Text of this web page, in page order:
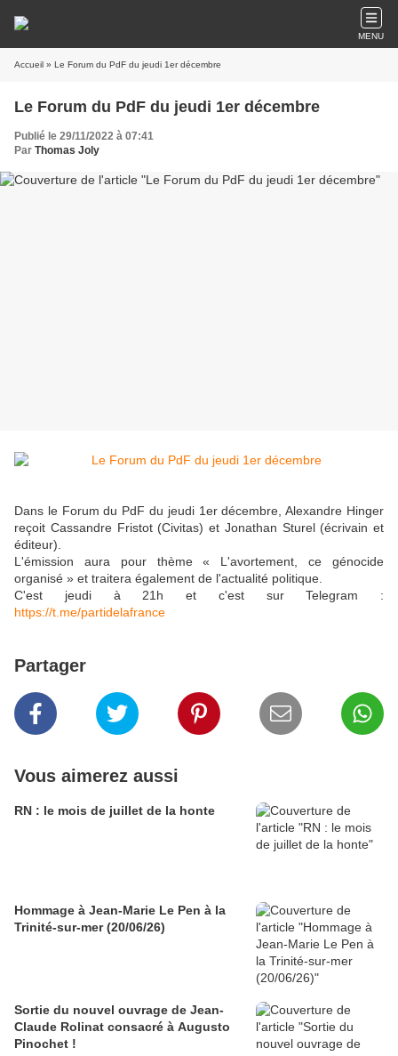
MENU
Accueil » Le Forum du PdF du jeudi 1er décembre
Le Forum du PdF du jeudi 1er décembre
Publié le 29/11/2022 à 07:41
Par Thomas Joly
Dans le Forum du PdF du jeudi 1er décembre, Alexandre Hinger
reçoit Cassandre Fristot (Civitas) et Jonathan Sturel (écrivain et
éditeur).
L'émission aura pour thème « L'avortement, ce génocide
organisé » et traitera également de l'actualité politique.
C'est jeudi à 21h et c'est sur Telegram :
https://t.me/partidelafrance
Partager
Vous aimerez aussi
RN : le mois de juillet de la honte
Hommage à Jean-Marie Le Pen à la
Trinité-sur-mer (20/06/26)
Sortie du nouvel ouvrage de Jean-
Claude Rolinat consacré à Augusto
Pinochet !